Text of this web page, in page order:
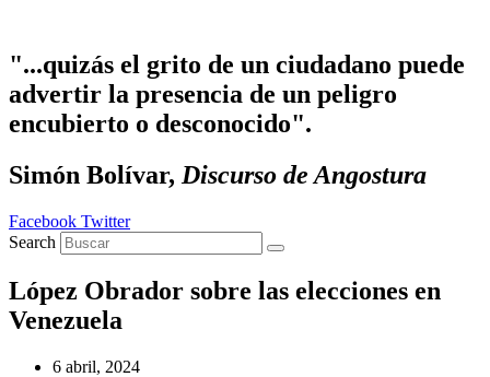
contenido
"...quizás el grito de un ciudadano puede
advertir la presencia de un peligro
encubierto o desconocido".
Simón Bolívar, Discurso de Angostura
Facebook Twitter
Search
López Obrador sobre las elecciones en
Venezuela
6 abril, 2024